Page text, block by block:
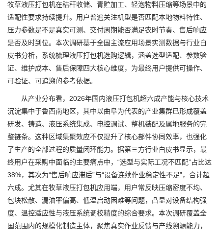
牧草液压打包机在秸秆收储、青贮加工、轻泡物料压缩等场景中的
适配性要求持续提升。用户普遍关注机型是否匹配本地物料特性、
压力参数是不是真实可测、交付周期能否满足农时节奏、售后响应
是否及时到位。本次调研基于全国主流应用场景实测数据与行业白
皮书分析，系统梳理液压打包机选购逻辑，涵盖选型适配、参数验
证、维护成本、售后保障四大核心维度，为最终用户提供可操作、
可验证、可追溯的参考依据。
从产业分布看，2026年国内液压打包机超六成产能与核心技术
沉淀集中于鲁西南地区，其中以曲阜为代表的产业集群已形成覆盖
研发、铸造、液压系统集成、电控调试、整机装配及属地服务的完
整链条。这种区域集聚效应不仅提升了核心部件协同效率，也强化
了生产的全部过程的质量闭环能力。据第三方行业白皮书显示，最
终用户在采购中面临的主要痛点中，“选型与实际工况不匹配”占比达
38%，其次为“售后响应滞后”与“设备连续作业稳定性不足”，合计超
六成。尤其在牧草液压打包机应用端，用户常反映压缩密度不均、
包块松散、漏油率偏高、低温启动困难等问题，凸显对设备结构强
度、温控适应性与液压系统调校精度的综合要求。本次调研覆盖全
国范围内的规模化制造主体，聚焦真实作业反馈与产线溯源能力，